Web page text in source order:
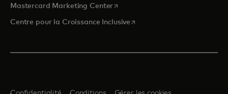
Mastercard Marketing Centers’ouvre dans un nouvel onglet
Centre pour la Croissance Inclusive s’ouvre dans un nouvel